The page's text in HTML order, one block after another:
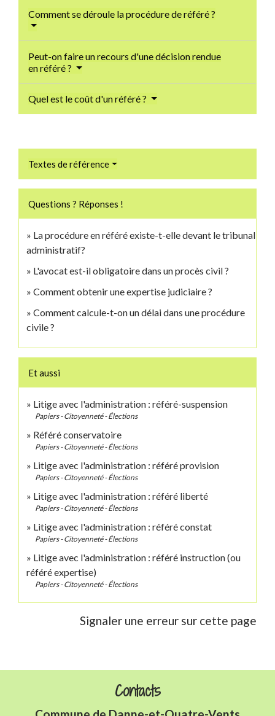
Comment se déroule la procédure de référé ?
Peut-on faire un recours d'une décision rendue
en référé ?
Quel est le coût d'un référé ?
Textes de référence
Questions ? Réponses !
La procédure en référé existe-t-elle devant le tribunal
administratif?
L'avocat est-il obligatoire dans un procès civil ?
Comment obtenir une expertise judiciaire ?
Comment calcule-t-on un délai dans une procédure
civile ?
Et aussi
Litige avec l'administration : référé-suspension
Papiers - Citoyenneté - Élections
Référé conservatoire
Papiers - Citoyenneté - Élections
Litige avec l'administration : référé provision
Papiers - Citoyenneté - Élections
Litige avec l'administration : référé liberté
Papiers - Citoyenneté - Élections
Litige avec l'administration : référé constat
Papiers - Citoyenneté - Élections
Litige avec l'administration : référé instruction (ou
référé expertise)
Papiers - Citoyenneté - Élections
Signaler une erreur sur cette page
Contacts